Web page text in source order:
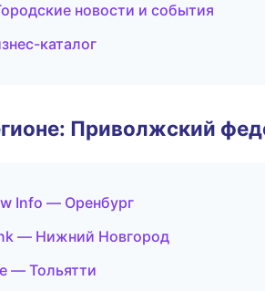
новости и события
каталог
Приволжский
Info — Оренбург
— Нижний Новгород
— Тольятти